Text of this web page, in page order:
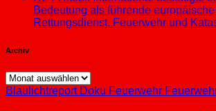
Bedeutung als führende
Rettungsdienst, Feuerwehr und
Archiv
Archiv
Blaulichtreport Doku Feuerwehr